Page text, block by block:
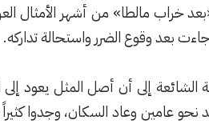
خراب مالطا» من أشهر الأمثال
بعد وقوع الضرر واستحالة تداركه.
نحو عامين وعاد السكان، وجدوا